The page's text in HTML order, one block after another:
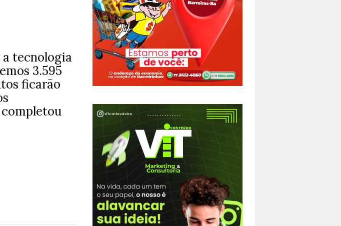
tecnologia
3.595
ficarão